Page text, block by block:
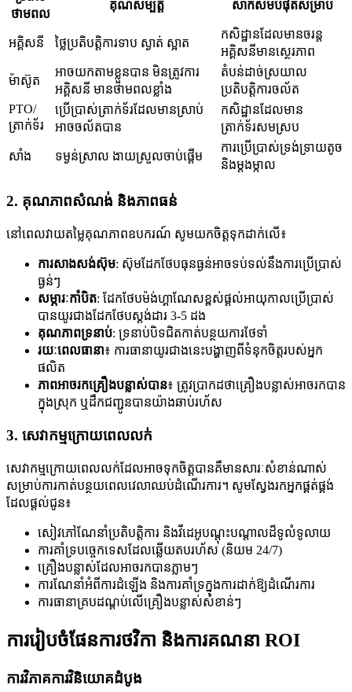
ថាមពល
គុណសម្បត្តិ សាកសមបំផុតសម្រាប់
អគ្គិសនី ថ្លៃប្រតិបត្តិការទាប ស្ងាត់ ស្អាត
កសិដ្ឋានដែលមានចរន្ត
អគ្គិសនីមានស្ថេរភាព
ម៉ាស៊ូត
អាចយកតាមខ្លួនបាន មិនត្រូវការ
អគ្គិសនី មានថាមពលខ្លាំង
តំបន់ដាច់ស្រយាល
ប្រតិបត្តិការចល័ត
PTO/
ត្រាក់ទ័រ
ប្រើប្រាស់ត្រាក់ទ័រដែលមានស្រាប់
អាចចល័តបាន
កសិដ្ឋានដែលមាន
ត្រាក់ទ័រសមស្រប
សាំង ទម្ងន់ស្រាល ងាយស្រួលចាប់ផ្តើម
ការប្រើប្រាស់ទ្រង់ទ្រាយតូច
និងម្តងម្កាល
2. គុណភាពសំណង់ និងភាពធន់
នៅពេលវាយតម្លៃគុណភាពឧបករណ៍ សូមយកចិត្តទុកដាក់លើ៖
ការសាងសង់ស៊ុម: ស៊ុមដែកថែបធុនធ្ងន់អាចទប់ទល់នឹងការប្រើប្រាស់
ធ្ងន់ៗ
សម្ភារៈកាំបិត: ដែកថែបម៉ង់ហ្គាណែសខ្ពស់ផ្តល់អាយុកាលប្រើប្រាស់
បានយូរជាងដែកថែបស្តង់ដារ 3-5 ដង
គុណភាពទ្រនាប់: ទ្រនាប់បិទជិតកាត់បន្ថយការថែទាំ
រយៈពេលធានា៖ ការធានាយូរជាងនេះបង្ហាញពីទំនុកចិត្តរបស់អ្នក
ផលិត
ភាពអាចរកគ្រឿងបន្លាស់បាន៖ ត្រូវប្រាកដថាគ្រឿងបន្លាស់អាចរកបាន
ក្នុងស្រុក ឬដឹកជញ្ជូនបានយ៉ាងឆាប់រហ័ស
3. សេវាកម្មក្រោយពេលលក់
សេវាកម្មក្រោយពេលលក់ដែលអាចទុកចិត្តបានគឺមានសារៈសំខាន់ណាស់
សម្រាប់ការកាត់បន្ថយពេលវេលាឈប់ដំណើរការ។ សូមស្វែងរកអ្នកផ្គត់ផ្គង់
ដែលផ្តល់ជូន៖
សៀវភៅណែនាំប្រតិបត្តិការ និងវីដេអូបណ្តុះបណ្តាលដ៏ទូលំទូលាយ
ការគាំទ្របច្ចេកទេសដែលឆ្លើយតបរហ័ស (និយម 24/7)
គ្រឿងបន្លាស់ដែលអាចរកបានភ្លាមៗ
ការណែនាំអំពីការដំឡើង និងការគាំទ្រក្នុងការដាក់ឱ្យដំណើរការ
ការធានាគ្របដណ្តប់លើគ្រឿងបន្លាស់សំខាន់ៗ
ការរៀបចំផែនការថវិកា និងការគណនា ROI
ការវិភាគការវិនិយោគដំបូង